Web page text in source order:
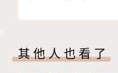
其他人也看了